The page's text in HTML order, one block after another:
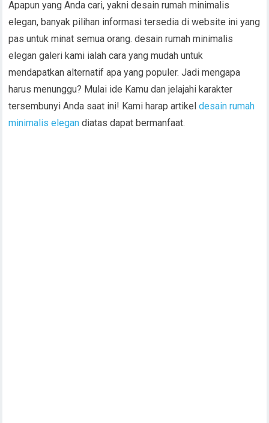
Apapun yang Anda cari, yakni desain rumah minimalis
elegan, banyak pilihan informasi tersedia di website ini yang
pas untuk minat semua orang. desain rumah minimalis
elegan galeri kami ialah cara yang mudah untuk
mendapatkan alternatif apa yang populer. Jadi mengapa
harus menunggu? Mulai ide Kamu dan jelajahi karakter
tersembunyi Anda saat ini! Kami harap artikeldesain rumah
minimalis elegandiatas dapat bermanfaat.